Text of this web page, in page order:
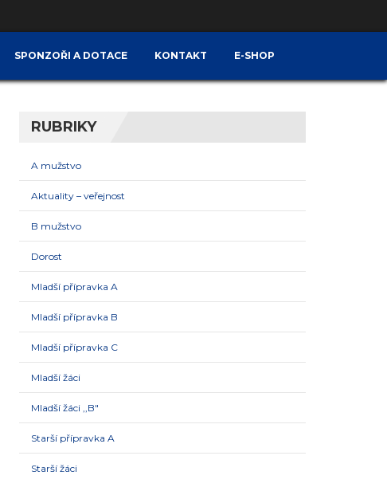
SPONZOŘI A DOTACE KONTAKT E-SHOP
RUBRIKY
A mužstvo
Aktuality – veřejnost
B mužstvo
Dorost
Mladší přípravka A
Mladší přípravka B
Mladší přípravka C
Mladší žáci
Mladší žáci ,,B"
Starší přípravka A
Starší žáci